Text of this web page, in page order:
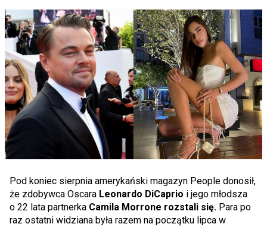
Pod koniec sierpnia amerykański magazyn People donosił,
że zdobywca Oscara Leonardo DiCaprio i jego młodsza
o 22 lata partnerka Camila Morrone rozstali się. Para po
raz ostatni widziana była razem na początku lipca w